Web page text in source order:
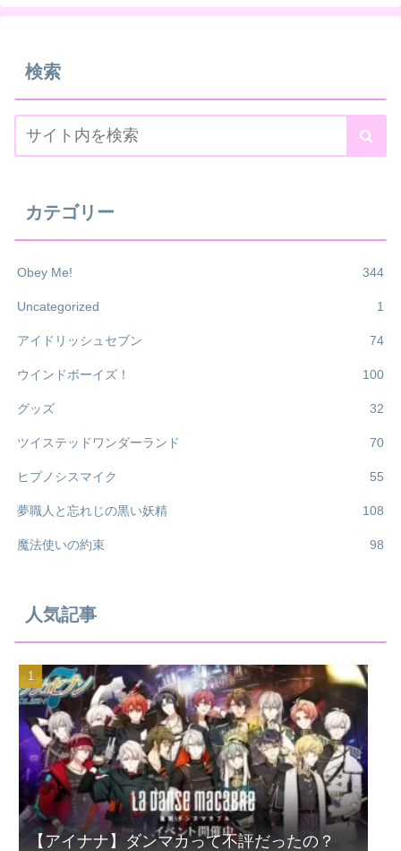
検索
カテゴリー
Obey Me! 344
Uncategorized 1
アイドリッシュセブン 74
ウインドボーイズ！ 100
グッズ 32
ツイステッドワンダーランド 70
ヒプノシスマイク 55
夢職人と忘れじの黒い妖精 108
魔法使いの約束 98
人気記事
【アイナナ】ダンマカって不評だったの？